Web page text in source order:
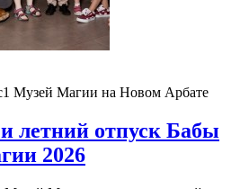
Музей Магии на Новом Арбате
летний отпуск Бабы
2026